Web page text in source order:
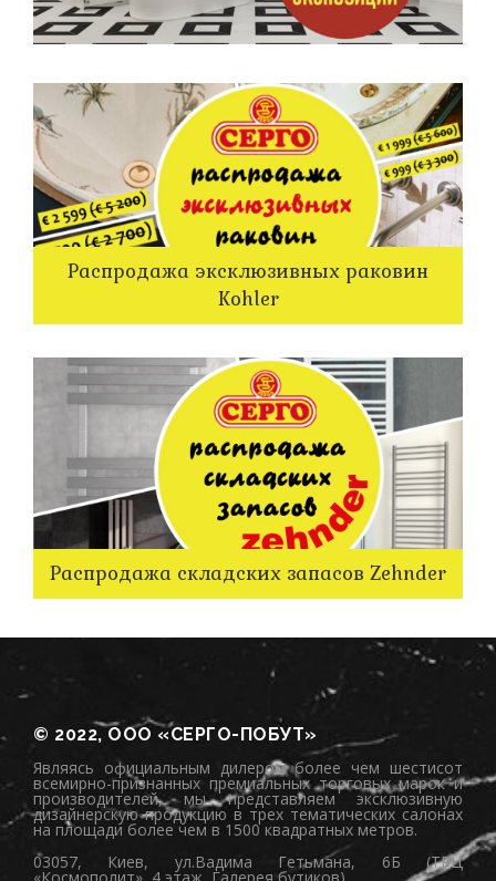
Распродажа эксклюзивных раковин
Kohler
Распродажа складских запасов Zehnder
© 2022, ООО «СЕРГО-ПОБУТ»
Являясь официальным дилером более чем шестисот
всемирно-признанных премиальных торговых марок и
производителей, мы представляем эксклюзивную
дизайнерскую продукцию в трех тематических салонах
на площади более чем в 1500 квадратных метров.
03057, Киев, ул.Вадима Гетьмана, 6Б (ТРЦ